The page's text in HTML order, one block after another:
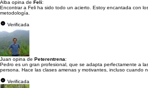
Alba opina de Feli:
Encontrar a Feli ha sido todo un acierto. Estoy encantada con
metodología.
Verificada
Juan opina de Peterentrena:
Pedro es un gran profesional, que se adapta perfectamente a
persona. Hace las clases amenas y motivantes, incluso cuando
Verificada